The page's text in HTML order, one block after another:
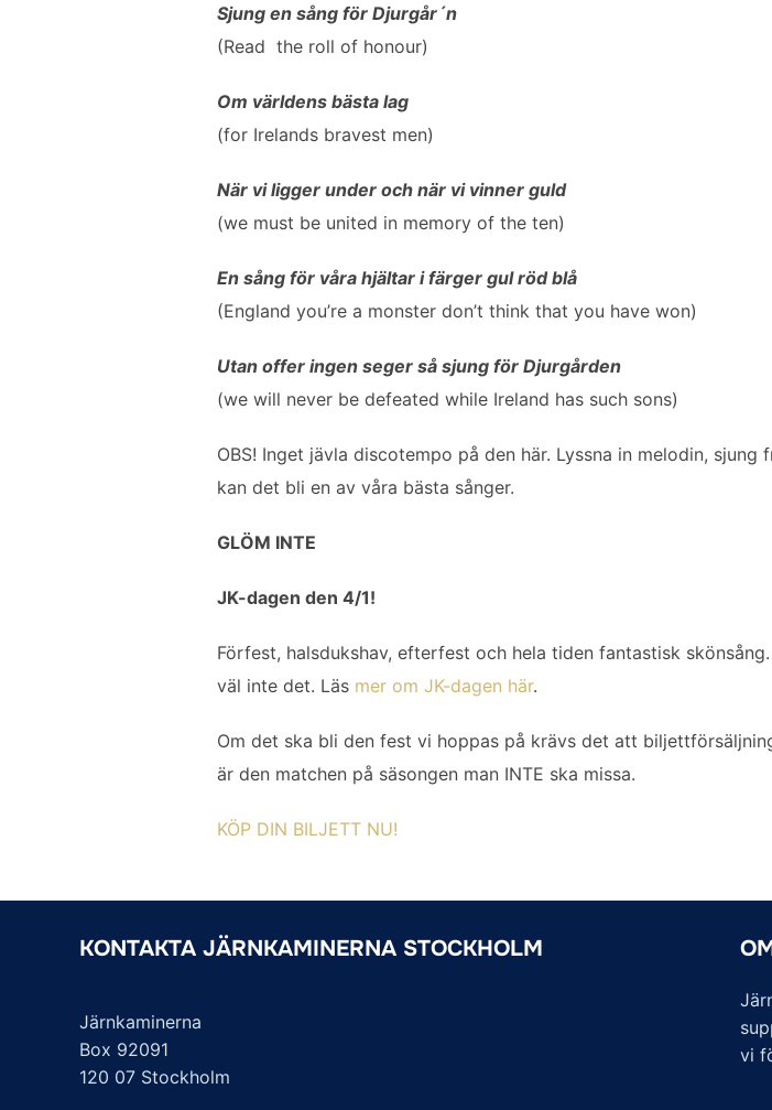
Sjung en sång för Djurgår´n
(Read the roll of honour)
Om världens bästa lag
(for Irelands bravest men)
När vi ligger under och när vi vinner guld
(we must be united in memory of the ten)
En sång för våra hjältar i färger gul röd blå
(England you’re a monster don’t think that you have won)
Utan offer ingen seger så sjung för Djurgården
(we will never be defeated while Ireland has such sons)
OBS! Inget jävla discotempo på den här. Lyssna in melodin,
kan det bli en av våra bästa sånger.
GLÖM INTE
JK-dagen den 4/1!
Förfest, halsdukshav, efterfest och hela tiden fantastisk
väl inte det. Läs mer om JK-dagen här.
Om det ska bli den fest vi hoppas på krävs det att
är den matchen på säsongen man INTE ska missa.
KÖP DIN BILJETT NU!
KONTAKTA JÄRNKAMINERNA STOCKHOLM
Järnkaminerna
Box 92091
120 07 Stockholm
vi